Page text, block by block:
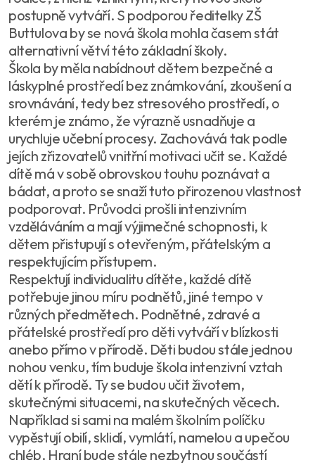
postupně vytváří. S podporou ředitelky ZŠ
Buttulova by se nová škola mohla časem stát
alternativní větví této základní školy.
Škola by měla nabídnout dětem bezpečné a
láskyplné prostředí bez známkování, zkoušení a
srovnávání, tedy bez stresového prostředí, o
kterém je známo, že výrazně usnadňuje a
urychluje učební procesy. Zachovává tak podle
jejích zřizovatelů vnitřní motivaci učit se. Každé
dítě má v sobě obrovskou touhu poznávat a
bádat, a proto se snaží tuto přirozenou vlastnost
podporovat. Průvodci prošli intenzivním
vzděláváním a mají výjimečné schopnosti, k
dětem přistupují s otevřeným, přátelským a
respektujícím přístupem.
Respektují individualitu dítěte, každé dítě
potřebuje jinou míru podnětů, jiné tempo v
různých předmětech. Podnětné, zdravé a
přátelské prostředí pro děti vytváří v blízkosti
anebo přímo v přírodě. Děti budou stále jednou
nohou venku, tím buduje škola intenzivní vztah
dětí k přírodě. Ty se budou učit životem,
skutečnými situacemi, na skutečných věcech.
Například si sami na malém školním políčku
vypěstují obilí, sklidí, vymlátí, namelou a upečou
chléb. Hraní bude stále nezbytnou součástí